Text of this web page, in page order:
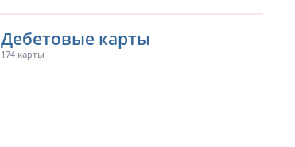
Дебетовые карты
174 карты